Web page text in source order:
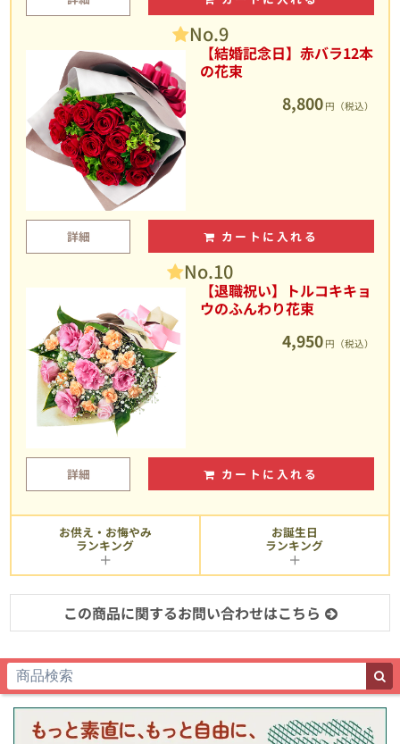
No.9
【結婚記念日】赤バラ12本
の花束
8,800 円（税込）
詳細 カートに入れる
No.10
【退職祝い】トルコキキョ
ウのふんわり花束
4,950 円（税込）
詳細 カートに入れる
お供え・お悔やみ
ランキング
お誕生日
ランキング
この商品に関するお問い合わせはこちら